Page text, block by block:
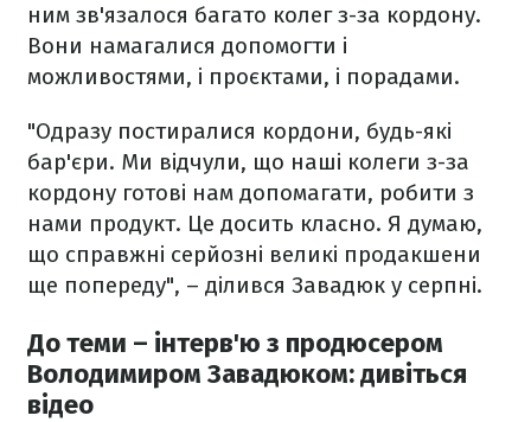
ним зв'язалося багато колег з-за кордону.
Вони намагалися допомогти і
можливостями, і проєктами, і порадами.
"Одразу постиралися кордони, будь-які
бар'єри. Ми відчули, що наші колеги з-за
кордону готові нам допомагати, робити з
нами продукт. Це досить класно. Я думаю,
що справжні серйозні великі продакшени
ще попереду", – ділився Завадюк у серпні.
До теми – інтерв'ю з продюсером
Володимиром Завадюком: дивіться
відео